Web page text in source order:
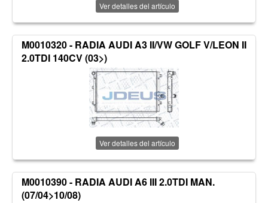
Ver detalles del artículo
M0010320 - RADIA AUDI A3 II/VW GOLF V/LEON II
2.0TDI 140CV (03>)
Ver detalles del artículo
M0010390 - RADIA AUDI A6 III 2.0TDI MAN.
(07/04>10/08)